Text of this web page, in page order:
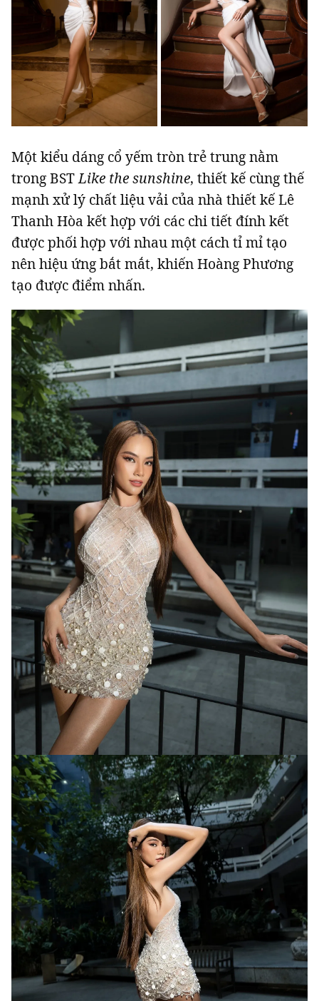
Một kiểu dáng cổ yếm tròn trẻ trung nằm
trong BSTLike the sunshine, thiết kế cùng thế
mạnh xử lý chất liệu vải của nhà thiết kế Lê
Thanh Hòa kết hợp với các chi tiết đính kết
được phối hợp với nhau một cách tỉ mỉ tạo
nên hiệu ứng bắt mắt, khiến Hoàng Phương
tạo được điểm nhấn.